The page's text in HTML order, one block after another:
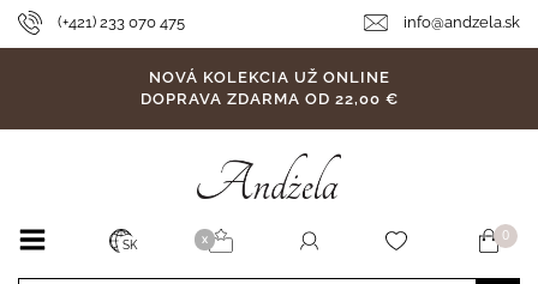
(+421) 233 070 475 info@andzela.sk
NOVÁ KOLEKCIA UŽ ONLINE
DOPRAVA ZDARMA OD 22,00 €
SK X 0